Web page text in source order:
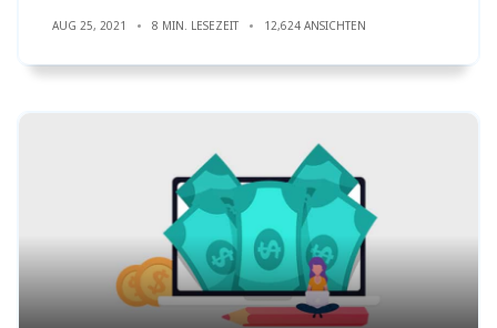
AUG 25, 2021 8 MIN. LESEZEIT 12,624 ANSICHTEN